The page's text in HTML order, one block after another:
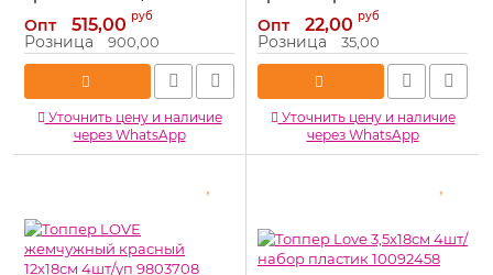
(Китай) воздух 25202
Артикул: 25202
Опт 515,00 руб
Розница 900,00
Уточнить цену и наличие
через WhatsApp
10х16см пластик 9933990
Артикул: 9933990
Опт 22,00 руб
Розница 35,00
Уточнить цену и наличие
через WhatsApp